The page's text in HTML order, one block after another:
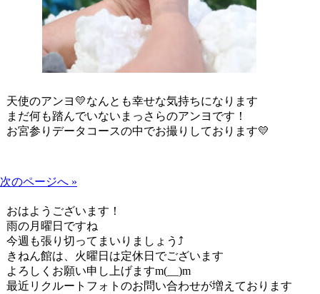
天使のアンヨ💛なんとも幸せな気持ちになります
まだ何も踏んでいないまっさらのアンヨです！
お宮参りデータコースの中でお撮りしております💛
次のページへ »
おはようございます！
雨の月曜日ですね
今週も張り切ってまいりましょう⤴
きねん館は、火曜日は定休日でございます
よろしくお願い申し上げますm(__)m
最近リクルートフォトのお問い合わせが増えております